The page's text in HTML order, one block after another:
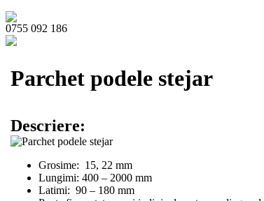
0755 092 186
Parchet podele stejar
Descriere:
Grosime: 15, 22 mm
Lungimi: 400 – 2000 mm
Latimi: 90 – 180 mm